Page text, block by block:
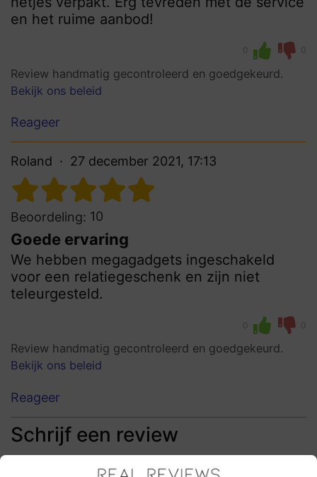
en het ruime aanbod!
0 0
Review handmatig gecontroleerd en goedgekeurd.
Bekijk ons beleid
Reageer
Roland 27 december 2021, 17:13
Beoordeling: 10
Goede ervaring
We hebben megagadgets ingeschakeld
voor een relatiegeschenk en zijn niet
teleurgesteld.
0 0
Review handmatig gecontroleerd en goedgekeurd.
Bekijk ons beleid
Reageer
Schrijf een review
Het e-mailadres en bestelnummer worden niet